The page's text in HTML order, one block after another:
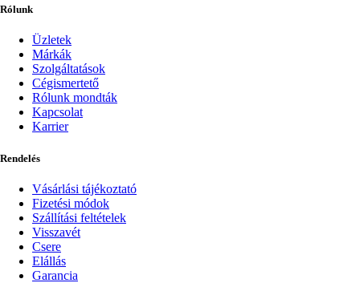
Rólunk
Üzletek
Márkák
Szolgáltatások
Cégismertető
Rólunk mondták
Kapcsolat
Karrier
Rendelés
Vásárlási tájékoztató
Fizetési módok
Szállítási feltételek
Visszavét
Csere
Elállás
Garancia